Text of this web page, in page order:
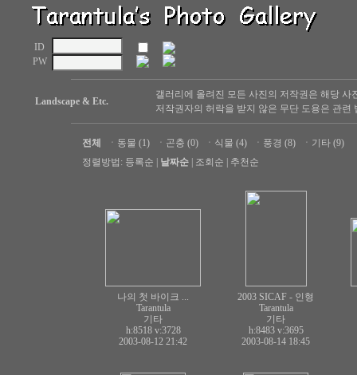
ID
PW
Landscape & Etc.
갤러리에 올려진 모든 사진의 저작권은 해당 사
저작권자의 허락을 받지 않은 무단 도용은 관련
전체 ㆍ 동물 (1) ㆍ 곤충 (0) ㆍ 식물 (4) ㆍ 풍경 (8) ㆍ 기타 (9)
정렬방법: 등록순 날짜순 조회순 추천순
나의 첫 바이크 ...
Tarantula
기타
h:8518 v:3728
2003-08-12 21:42
2003 SICAF - 인형
Tarantula
기타
h:8483 v:3695
2003-08-14 18:45